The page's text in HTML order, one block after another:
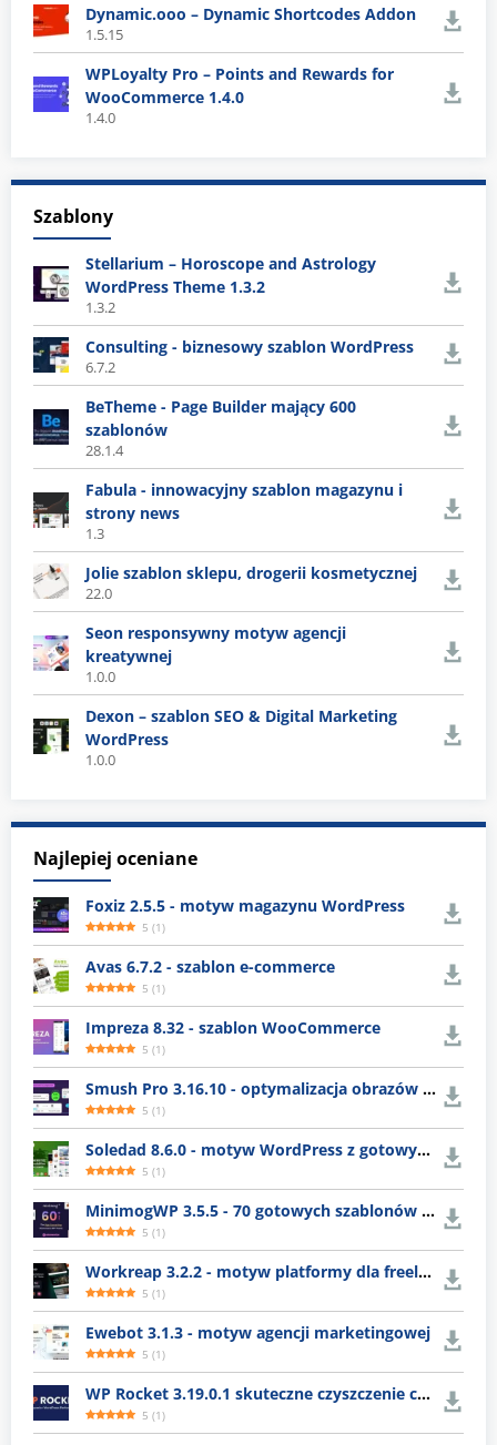
Dynamic.ooo – Dynamic Shortcodes Addon
1.5.15
WPLoyalty Pro – Points and Rewards for
WooCommerce 1.4.0
1.4.0
Szablony
Stellarium – Horoscope and Astrology
WordPress Theme 1.3.2
1.3.2
Consulting - biznesowy szablon WordPress
6.7.2
BeTheme - Page Builder mający 600
szablonów
28.1.4
Fabula - innowacyjny szablon magazynu i
strony news
1.3
Jolie szablon sklepu, drogerii kosmetycznej
22.0
Seon responsywny motyw agencji
kreatywnej
1.0.0
Dexon – szablon SEO & Digital Marketing
WordPress
1.0.0
Najlepiej oceniane
Foxiz 2.5.5 - motyw magazynu WordPress
5 (1)
Avas 6.7.2 - szablon e-commerce
5 (1)
Impreza 8.32 - szablon WooCommerce
5 (1)
Smush Pro 3.16.10 - optymalizacja obrazów WordPress
5 (1)
Soledad 8.6.0 - motyw WordPress z gotowymi układami
5 (1)
MinimogWP 3.5.5 - 70 gotowych szablonów e-commerce
5 (1)
Workreap 3.2.2 - motyw platformy dla freelancerów
5 (1)
Ewebot 3.1.3 - motyw agencji marketingowej
5 (1)
WP Rocket 3.19.0.1 skuteczne czyszczenie cache WordPress
5 (1)